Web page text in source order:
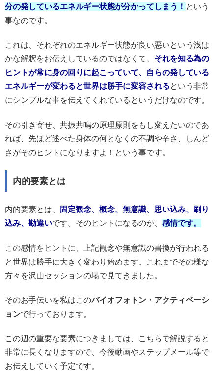
分の発しているエネルギー状態が分かってしまう！ という
事なのです。
これは、それぞれのエネルギー状態が良い悪いという浅は
かな解釈をお伝えしているのではなくて、 それを知る為の
ヒントが常に身の回りに起こっていて、
自らの発している
エネルギーが変わると世界は勝手に変容されるという非常
にシンプルな事を伝えてくれているというだけなのです。
その引き寄せ、共振共鳴の原理原則をもし変えたいのであ
れば、先ほど述べた身体の何となくの不調や辛さ、しんど
さがそのヒントになりますよ！という事です。
内的要素とは
内的要素とは、
固定観念、概念、無意識、思い込み、刷り
込み、勘違いです。そのヒントになるのが、 感情です。
この感情をヒントに、上記観念や無意識の書換が行われる
と世界は勝手に大きく変わり始めます。これまでその様な
方々を沢山セッションの場で見てきました。
そのお手伝いを私はこのバイオフォトン・アクティベーシ
ョンで行っております。
この辺の重要な要素につきましては、こちらで解説すると
非常に長くなりますので、今後動画やステップメール等で
お伝えしていく予定です。